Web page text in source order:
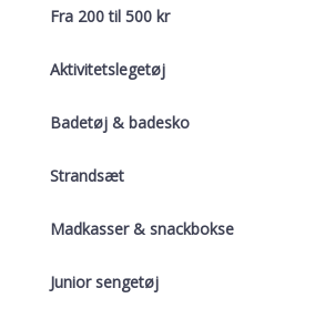
Fra 200 til 500 kr
Aktivitetslegetøj
Badetøj & badesko
Strandsæt
Madkasser & snackbokse
Junior sengetøj